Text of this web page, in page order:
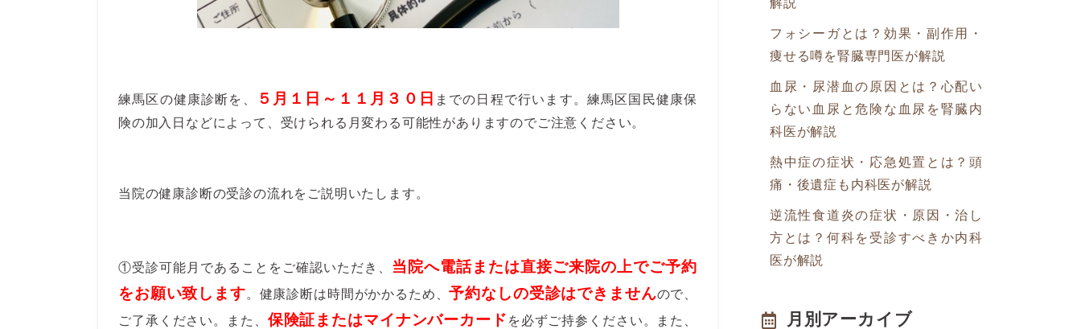
練馬区の健康診断を、 ５ 月１日～１１月３０日 までの日程で行います。練馬区国民健康保
険の加入日などによって、受けられる月変わる可能性がありますのでご注意ください。
当院の健康診断の受診の流れをご説明いたします。
①受診可能月であることをご確認いただき、 当院へ電話または直接ご来院の上でご予約
をお願い致します。健康診断は時間がかかるため、予約なしの受診はできませんので、
ご了承ください。また、 保険証またはマイナンバーカードを必ずご持参ください。また、
フォシーガとは？効果・副作用・
痩せる噂を腎臓専門医が解説
血尿・尿潜血の原因とは？心配い
らない血尿と危険な血尿を腎臓内
科医が解説
熱中症の症状・応急処置とは？頭
痛・後遺症も内科医が解説
逆流性食道炎の症状・原因・治し
方とは？何科を受診すべきか内科
医が解説
月別アーカイブ